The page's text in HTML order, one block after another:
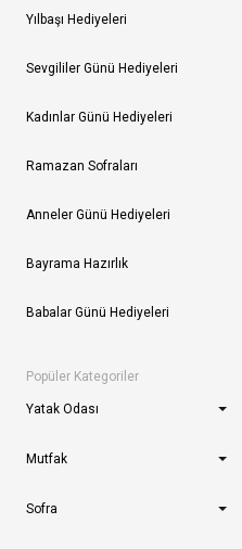
Yılbaşı Hediyeleri
Sevgililer Günü Hediyeleri
Kadınlar Günü Hediyeleri
Ramazan Sofraları
Anneler Günü Hediyeleri
Bayrama Hazırlık
Babalar Günü Hediyeleri
Popüler Kategoriler
Yatak Odası
Mutfak
Sofra